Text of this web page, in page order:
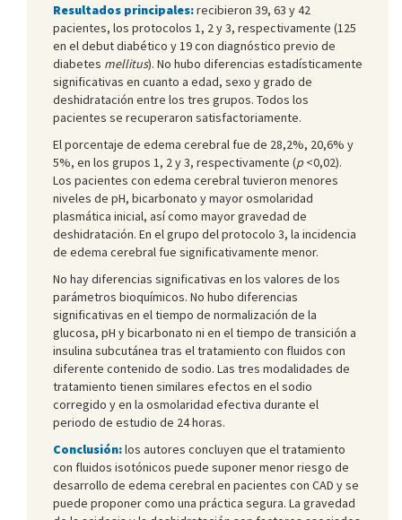
Resultados principales:recibieron 39, 63 y 42
pacientes, los protocolos 1, 2 y 3, respectivamente (125
en el debut diabético y 19 con diagnóstico previo de
diabetes mellitus). No hubo diferencias estadísticamente
significativas en cuanto a edad, sexo y grado de
deshidratación entre los tres grupos. Todos los
pacientes se recuperaron satisfactoriamente.
El porcentaje de edema cerebral fue de 28,2%, 20,6% y
5%, en los grupos 1, 2 y 3, respectivamente (p <0,02).
Los pacientes con edema cerebral tuvieron menores
niveles de pH, bicarbonato y mayor osmolaridad
plasmática inicial, así como mayor gravedad de
deshidratación. En el grupo del protocolo 3, la incidencia
de edema cerebral fue significativamente menor.
No hay diferencias significativas en los valores de los
parámetros bioquímicos. No hubo diferencias
significativas en el tiempo de normalización de la
glucosa, pH y bicarbonato ni en el tiempo de transición a
insulina subcutánea tras el tratamiento con fluidos con
diferente contenido de sodio. Las tres modalidades de
tratamiento tienen similares efectos en el sodio
corregido y en la osmolaridad efectiva durante el
periodo de estudio de 24 horas.
Conclusión:los autores concluyen que el tratamiento
con fluidos isotónicos puede suponer menor riesgo de
desarrollo de edema cerebral en pacientes con CAD y se
puede proponer como una práctica segura. La gravedad